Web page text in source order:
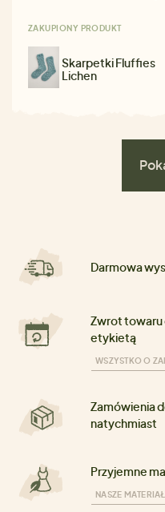
ZAKUPIONY PRODUKT
Skarpetki Fluffies
Lichen
Darmowa
Zwrot towaru
etykietą
WSZYSTKO O
Zamówienia
natychmiast
Przyjemne
NASZE